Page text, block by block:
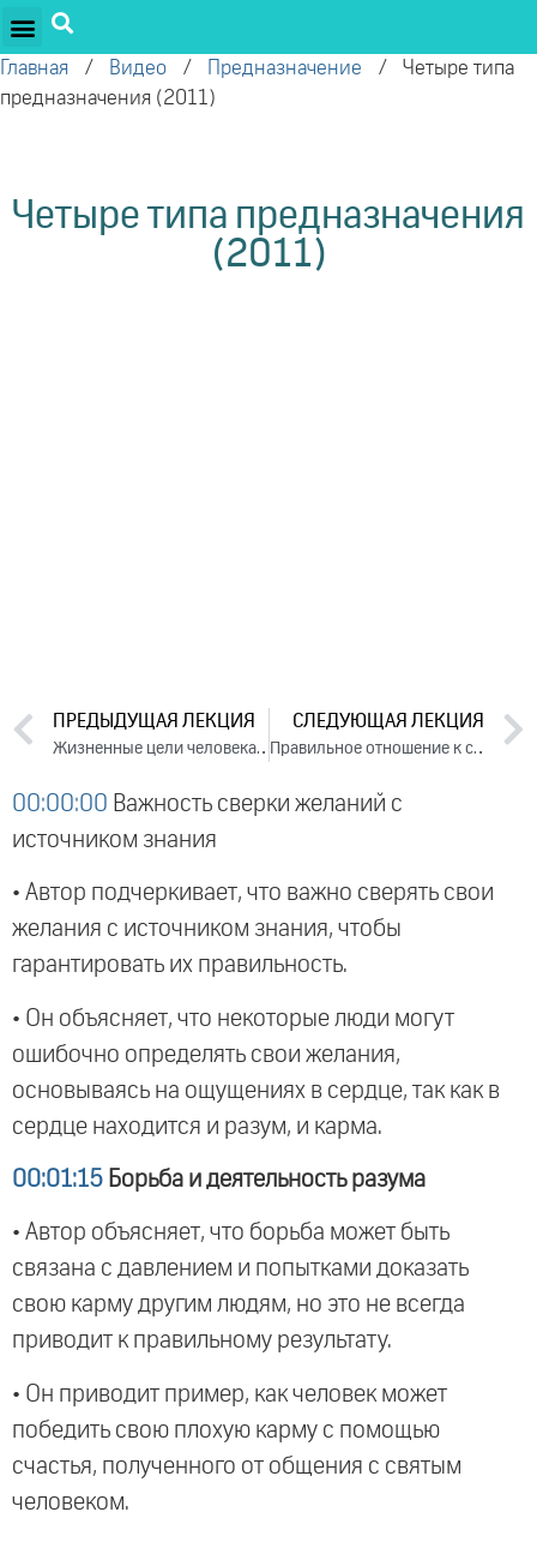
Главная / Видео / Предназначение / Четыре типа
предназначения (2011)
Четыре типа предназначения
(2011)
ПРЕДЫДУЩАЯ ЛЕКЦИЯ
Жизненные цели человека (2011)
СЛЕДУЮЩАЯ ЛЕКЦИЯ
Правильное отношение к своим обязанностям (2011)
00:00:00 Важность сверки желаний с
источником знания
• Автор подчеркивает, что важно сверять свои
желания с источником знания, чтобы
гарантировать их правильность.
• Он объясняет, что некоторые люди могут
ошибочно определять свои желания,
основываясь на ощущениях в сердце, так как в
сердце находится и разум, и карма.
00:01:15 Борьба и деятельность разума
• Автор объясняет, что борьба может быть
связана с давлением и попытками доказать
свою карму другим людям, но это не всегда
приводит к правильному результату.
• Он приводит пример, как человек может
победить свою плохую карму с помощью
счастья, полученного от общения с святым
человеком.